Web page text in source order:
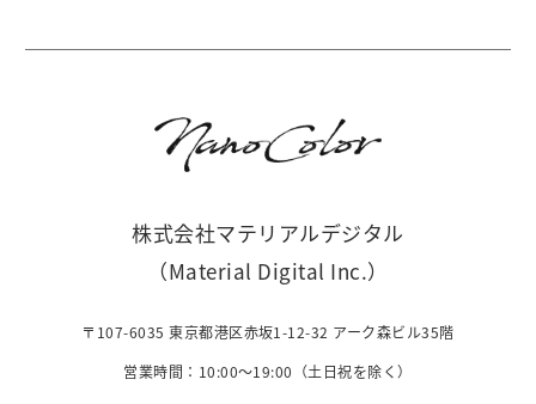
株式会社マテリアルデジタル
（Material Digital Inc.）
〒107-6035 東京都港区赤坂1-12-32 アーク森ビル35階
営業時間：10:00〜19:00（土日祝を除く）